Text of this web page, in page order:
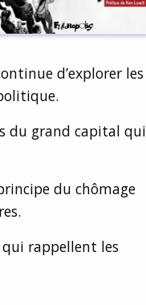
d’explorer les
du grand capital qui
du chômage
rappellent les